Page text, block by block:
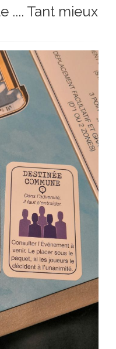
.... Tant mieux